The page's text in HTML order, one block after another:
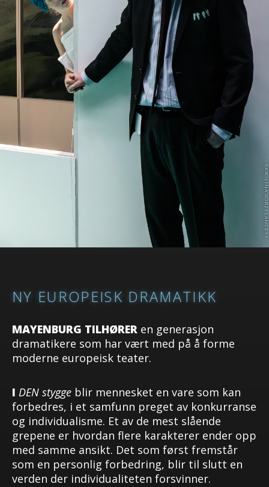
NY EUROPEISK DRAMATIKK
MAYENBURG TILHØRER en generasjon
dramatikere som har vært med på å forme
moderne europeisk teater.
I DEN stygge blir mennesket en vare som kan
forbedres, i et samfunn preget av konkurranse
og individualisme. Et av de mest slående
grepene er hvordan flere karakterer ender opp
med samme ansikt. Det som først fremstår
som en personlig forbedring, blir til slutt en
verden der individualiteten forsvinner.